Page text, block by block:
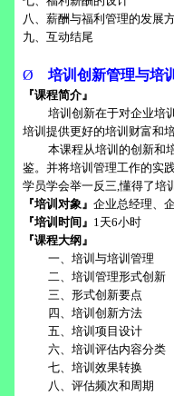
八、薪酬与福利管理的发展
九、互动结尾
Ø 培训创新管理与培
『课程简介』
培训创新在于对企业培
培训提供更好的培训财富和
本课程从培训的创新和
鉴。并将培训管理工作的实
学员学会举一反三,懂得了培
『培训对象』 企业总经理、
『培训时间』 1天6小时
『课程大纲』
一、培训与培训管理
二、培训管理形式创新
三、形式创新要点
四、培训创新方法
五、培训项目设计
六、培训评估内容分类
七、培训效果转换
八、评估频次和周期